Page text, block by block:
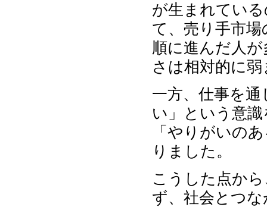
が生まれてい
て、売り手市
順に進んだ人
さは相対的に
一方、仕事を
い」という意
「やりがいの
りました。
こうした点か
ず、社会とつ